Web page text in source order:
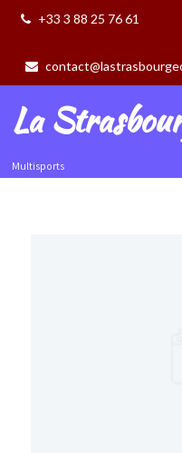
+33 3 88 25 76 61
La
Multisports